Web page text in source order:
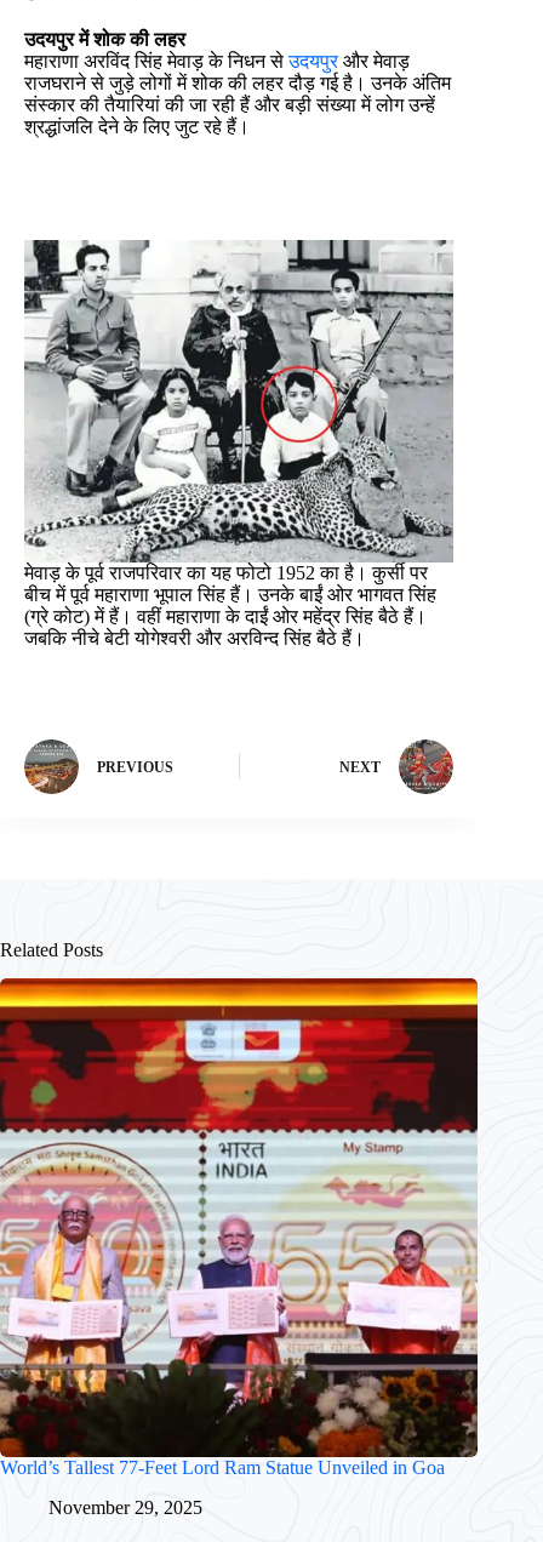
उदयपुर में शोक की लहर
महाराणा अरविंद सिंह मेवाड़ के निधन सेउदयपुरऔर मेवाड़
राजघराने से जुड़े लोगों में शोक की लहर दौड़ गई है। उनके अंतिम
संस्कार की तैयारियां की जा रही हैं और बड़ी संख्या में लोग उन्हें
श्रद्धांजलि देने के लिए जुट रहे हैं।
मेवाड़ के पूर्व राजपरिवार का यह फोटो 1952 का है। कुर्सी पर
बीच में पूर्व महाराणा भूपाल सिंह हैं। उनके बाईं ओर भागवत सिंह
(ग्रे कोट) में हैं। वहीं महाराणा के दाईं ओर महेंद्र सिंह बैठे हैं।
जबकि नीचे बेटी योगेश्वरी और अरविन्द सिंह बैठे हैं।
PREVIOUS NEXT
Related Posts
World’s Tallest 77-Feet Lord Ram Statue Unveiled in Goa
November 29, 2025